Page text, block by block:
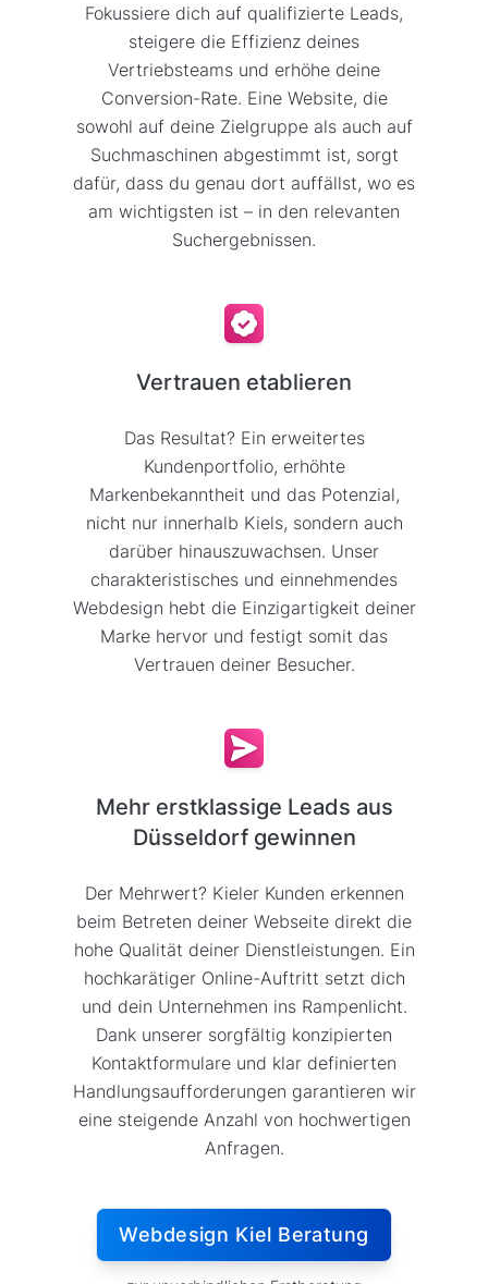
Fokussiere dich auf qualifizierte Leads,
steigere die Effizienz deines
Vertriebsteams und erhöhe deine
Conversion-Rate. Eine Website, die
sowohl auf deine Zielgruppe als auch auf
Suchmaschinen abgestimmt ist, sorgt
dafür, dass du genau dort auffällst, wo es
am wichtigsten ist – in den relevanten
Suchergebnissen.
Vertrauen etablieren
Das Resultat? Ein erweitertes
Kundenportfolio, erhöhte
Markenbekanntheit und das Potenzial,
nicht nur innerhalb Kiels, sondern auch
darüber hinauszuwachsen. Unser
charakteristisches und einnehmendes
Webdesign hebt die Einzigartigkeit deiner
Marke hervor und festigt somit das
Vertrauen deiner Besucher.
Mehr erstklassige Leads aus
Düsseldorf gewinnen
Der Mehrwert? Kieler Kunden erkennen
beim Betreten deiner Webseite direkt die
hohe Qualität deiner Dienstleistungen. Ein
hochkarätiger Online-Auftritt setzt dich
und dein Unternehmen ins Rampenlicht.
Dank unserer sorgfältig konzipierten
Kontaktformulare und klar definierten
Handlungsaufforderungen garantieren wir
eine steigende Anzahl von hochwertigen
Anfragen.
Webdesign Kiel Beratung